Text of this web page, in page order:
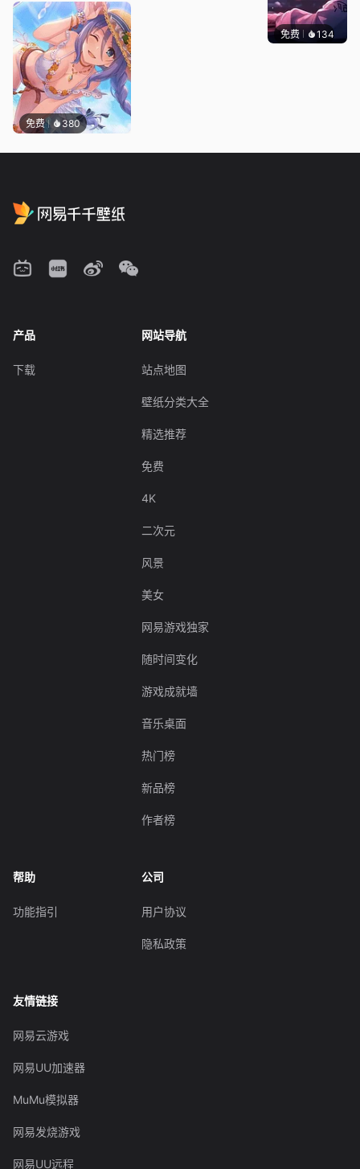
免费 380
免费 134
产品
下载
网站导航
站点地图
壁纸分类大全
精选推荐
免费
4K
二次元
风景
美女
网易游戏独家
随时间变化
游戏成就墙
音乐桌面
热门榜
新品榜
作者榜
帮助
功能指引
公司
用户协议
隐私政策
友情链接
网易云游戏
网易UU加速器
MuMu模拟器
网易发烧游戏
网易UU远程